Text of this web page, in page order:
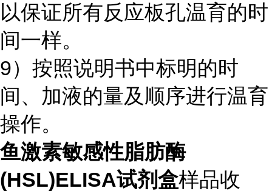
以保证所有反应板孔温育的时
间一样。
9）按照说明书中标明的时
间、加液的量及顺序进行温育
操作。
鱼激素敏感性脂肪酶
(HSL)ELISA试剂盒样品收